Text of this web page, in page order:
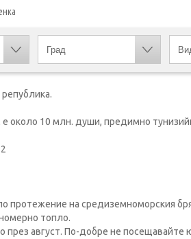
около 10 млн. души, предимно
протежение на средиземноморския
топло.
през август. По-добре не